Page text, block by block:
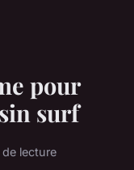
pour
surf
lecture